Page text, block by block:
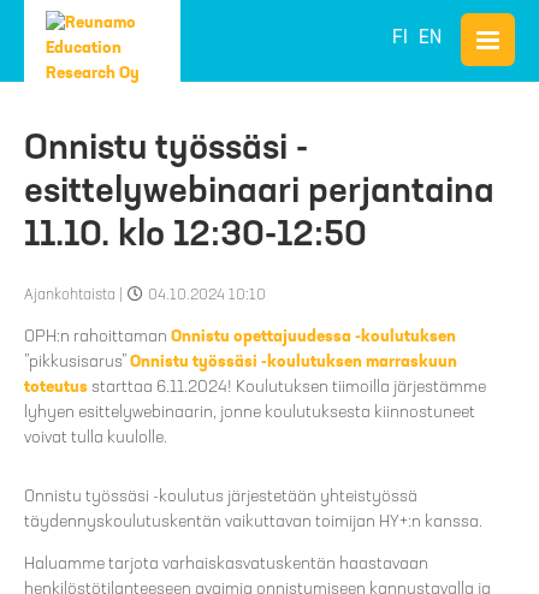
FI EN
Onnistu työssäsi -
esittelywebinaari perjantaina
11.10. klo 12:30-12:50
Ajankohtaista 04.10.2024 10:10
OPH:n rahoittaman Onnistu opettajuudessa -koulutuksen
”pikkusisarus” Onnistu työssäsi -koulutuksen marraskuun
toteutus starttaa 6.11.2024! Koulutuksen tiimoilla järjestämme
lyhyen esittelywebinaarin, jonne koulutuksesta kiinnostuneet
voivat tulla kuulolle.
Onnistu työssäsi -koulutus järjestetään yhteistyössä
täydennyskoulutuskentän vaikuttavan toimijan HY+:n kanssa.
Haluamme tarjota varhaiskasvatuskentän haastavaan
henkilöstötilanteeseen avaimia onnistumiseen kannustavalla ja